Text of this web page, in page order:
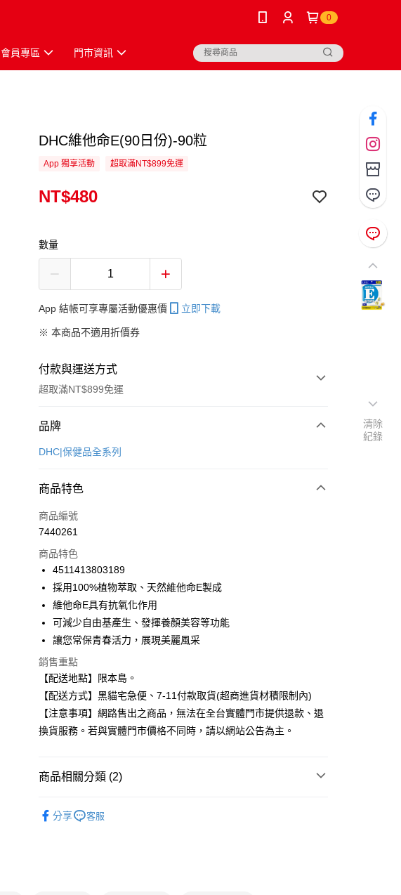
0
會員專區 門市資訊
DHC維他命E(90日份)-90粒
App 獨享活動 超取滿NT$899免運
NT$480
數量
App 結帳可享專屬活動優惠價 立即下載
※ 本商品不適用折價券
付款與運送方式
超取滿NT$899免運
付款方式
信用卡一次付款
Apple Pay
街口支付
悠遊付
Google Pay
全盈+PAY
大哥付你分期
相關說明
【大哥付你分期使用說明】
1.本服務由台灣大哥大提供，台灣大哥大用戶可立即使用無須另外申請。
2.付款方式選擇「大哥付你分期」，訂單成立後會自動跳轉到大哥付的交易
流程，驗證手機門號後，選擇欲分期的期數、繳款截止日，確認付款後即
消。如遇「轉專審核」未通過狀況，表示未達大哥付你分期系統評分，恕
1.分期款項不併入電信帳單，「大哥付你分期」於每月結算日後寄送繳費提
ATM付款
全家取貨付款
付款後全家取貨
品牌
DHC|保健品全系列
商品特色
商品編號
7440261
商品特色
4511413803189
採用100%植物萃取、天然維他命E製成
維他命E具有抗氧化作用
可減少自由基產生、發揮養顏美容等功能
讓您常保青春活力，展現美麗風采
銷售重點
【配送地點】限本島。
【配送方式】黑貓宅急便、7-11付款取貨(超商進貨材積限制內)
【注意事項】網路售出之商品，無法在全台實體門市提供退款、退
換貨服務。若與實體門市價格不同時，請以網站公告為主。
商品相關分類 (2)
分享 客服
清除
紀錄